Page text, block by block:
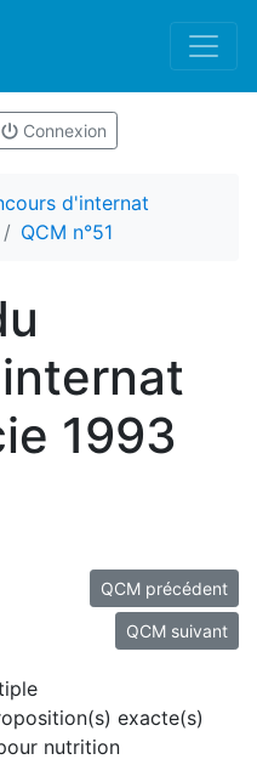
Connexion
d'internat
QCM n°51
1993
QCM précédent
QCM suivant
exacte(s)
nutrition